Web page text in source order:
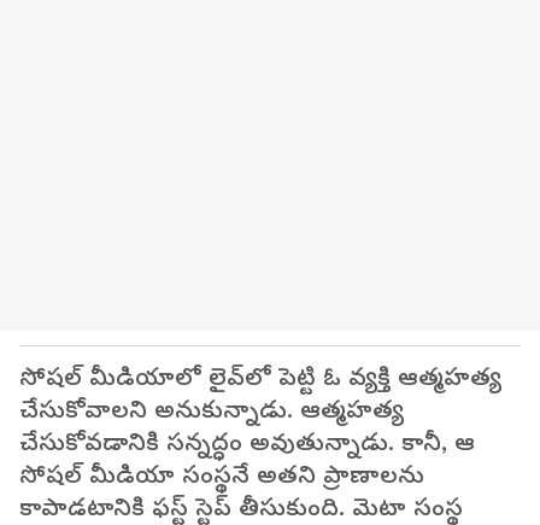
సోషల్ మీడియాలో లైవ్‌లో పెట్టి ఓ వ్యక్తి ఆత్మహత్య
చేసుకోవాలని అనుకున్నాడు. ఆత్మహత్య
చేసుకోవడానికి సన్నద్ధం అవుతున్నాడు. కానీ, ఆ
సోషల్ మీడియా సంస్థనే అతని ప్రాణాలను
కాపాడటానికి ఫస్ట్ స్టెప్ తీసుకుంది. మెటా సంస్థ